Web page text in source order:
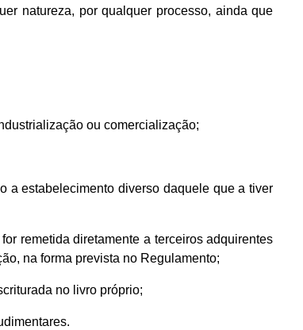
natureza, por qualquer processo, ainda que
ou comercialização;
a estabelecimento diverso daquele que a tiver
remetida diretamente a terceiros adquirentes
na forma prevista no Regulamento;
no livro próprio;